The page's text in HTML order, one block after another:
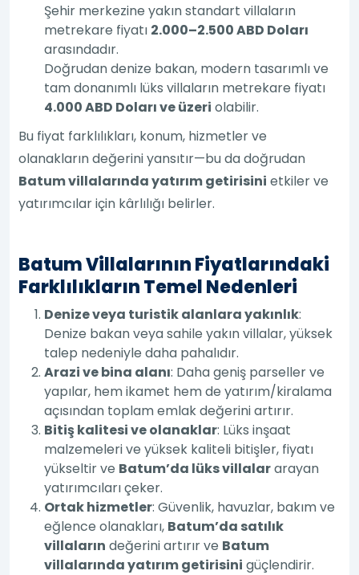
Şehir merkezine yakın standart villaların
metrekare fiyatı 2.000–2.500 ABD Doları
arasındadır.
Doğrudan denize bakan, modern tasarımlı ve
tam donanımlı lüks villaların metrekare fiyatı
4.000 ABD Doları ve üzeri olabilir.
Bu fiyat farklılıkları, konum, hizmetler ve
olanakların değerini yansıtır—bu da doğrudan
Batum villalarında yatırım getirisini etkiler ve
yatırımcılar için kârlılığı belirler.
Batum Villalarının Fiyatlarındaki
Farklılıkların Temel Nedenleri
Denize veya turistik alanlara yakınlık:
Denize bakan veya sahile yakın villalar, yüksek
talep nedeniyle daha pahalıdır.
Arazi ve bina alanı: Daha geniş parseller ve
yapılar, hem ikamet hem de yatırım/kiralama
açısından toplam emlak değerini artırır.
Bitiş kalitesi ve olanaklar: Lüks inşaat
malzemeleri ve yüksek kaliteli bitişler, fiyatı
yükseltir ve Batum’da lüks villalararayan
yatırımcıları çeker.
Ortak hizmetler: Güvenlik, havuzlar, bakım ve
eğlence olanakları, Batum’da satılık
villaların değerini artırır ve Batum
villalarında yatırım getirisini güçlendirir.